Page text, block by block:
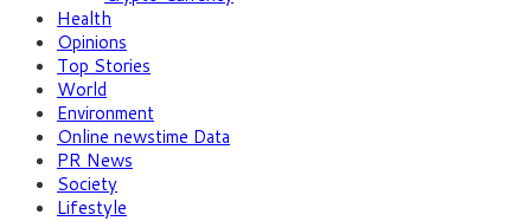
Health
Opinions
Top Stories
World
Environment
Online newstime Data
PR News
Society
Lifestyle